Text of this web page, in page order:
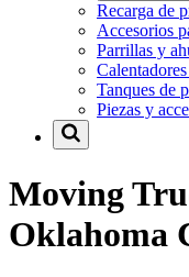
Recarga de
Accesorios
Parrillas y
Tanques de
Piezas y
Moving
Oklahoma